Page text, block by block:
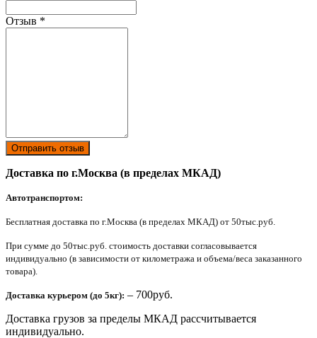
Отзыв *
Отправить отзыв
Доставка по г.Москва (в пределах МКАД)
Автотранспортом:
Бесплатная доставка по г.Москва (в пределах МКАД) от 50тыс.руб.
При сумме до 50тыс.руб. стоимость доставки согласовывается
индивидуально (в зависимости от километража и объема/веса заказанного
товара).
Доставка курьером (до 5кг): – 700руб.
Доставка грузов за пределы МКАД рассчитывается
индивидуально.